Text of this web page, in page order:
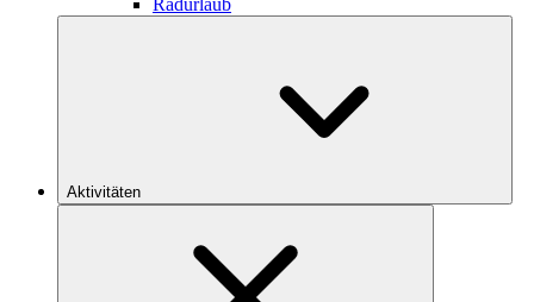
Radurlaub
Aktivitäten